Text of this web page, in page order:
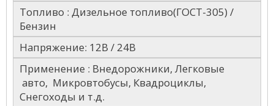
Топливо : Дизельное топливо(ГОСТ-305) /
Бензин
Напряжение: 12В / 24В
Применение : Внедорожники, Легковые
авто, Микровтобусы, Квадроциклы,
Снегоходы и т.д.